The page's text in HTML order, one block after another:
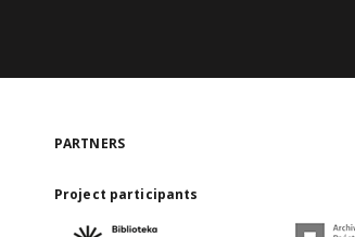
PARTNERS
Project participants